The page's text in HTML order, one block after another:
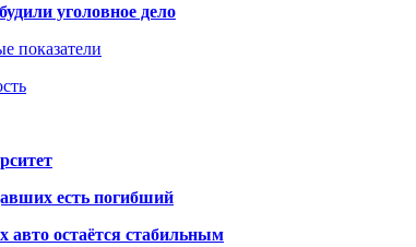
уголовное дело
показатели
есть погибший
авто остаётся стабильным